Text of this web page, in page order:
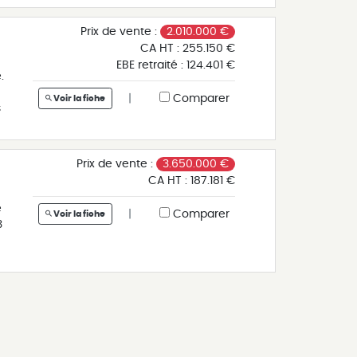
Prix de vente : 2.010.000 €
CA HT :255.150 €
EBE retraité : 124.401 €
Voir la fiche Comparer
Prix de vente : 3.650.000 €
CA HT :
187.181 €
Voir la fiche Comparer